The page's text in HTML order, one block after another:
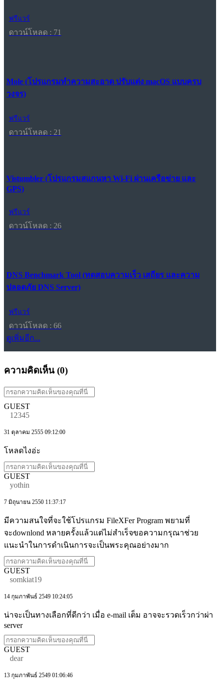
ฟรีแวร์
ดาวน์โหลด : 71
Mole (โปรแกรมทำความสะอาด ปรับแต่ง macOS แบบครบ
วงจร)
ฟรีแวร์
ดาวน์โหลด : 21
Vistumbler (โปรแกรมสแกนหา Wi-Fi ผ่านเครือข่าย และ
GPS)
ฟรีแวร์
ดาวน์โหลด : 26
DNS Benchmark Tool (ทดสอบความเร็ว เสถียร และความ
ปลอดภัย DNS Server)
ฟรีแวร์
ดาวน์โหลด : 66
ดูเพิ่มอีก...
ความคิดเห็น (0)
GUEST
12345
31 ตุลาคม 2555 09:12:00
โหลดไงอ่ะ
GUEST
yothin
7 มิถุนายน 2550 11:37:17
มีความสนใจที่จะใช้โปรแกรม FileXFer Program พยามที่
จะdownlond หลายครั้งแล้วแต่ไม่สำเร็จขอความกรุณาช่วย
แนะนำในการดำเนินการจะเป็นพระคุณอย่างมาก
GUEST
somkiat19
14 กุมภาพันธ์ 2549 10:24:05
น่าจะเป็นทางเลือกที่ดีกว่า เมื่อ e-mail เต็ม อาจจะรวดเร็วกว่าผ่า
server
GUEST
dear
13 กุมภาพันธ์ 2549 01:06:46